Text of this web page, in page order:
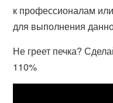
к профессионалам
для выполнения
Не греет печка?
110%